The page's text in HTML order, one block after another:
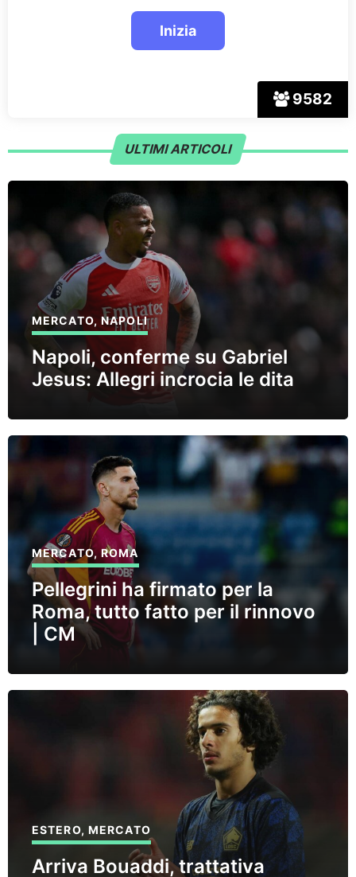
9582
ULTIMI ARTICOLI
MERCATO,NAPOLI
Napoli, conferme su Gabriel
Jesus: Allegri incrocia le dita
MERCATO,ROMA
Pellegrini ha firmato per la
Roma, tutto fatto per il rinnovo
| CM
ESTERO, MERCATO
Arriva Bouaddi, trattativa